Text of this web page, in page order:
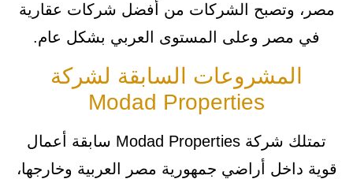
مصر، وتصبح الشركات من أفضل شركات عقارية
في مصر وعلى المستوى العربي بشكل عام.
المشروعات السابقة لشركة
Modad Properties
تمتلك شركة Modad Properties سابقة أعمال
قوية داخل أراضي جمهورية مصر العربية وخارجها،